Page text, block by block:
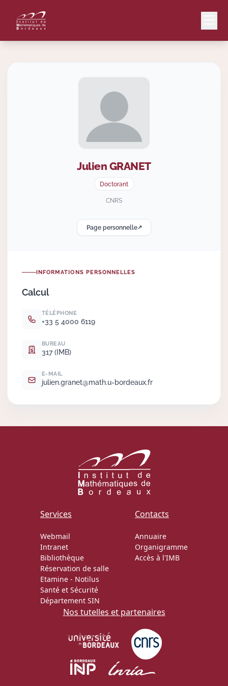
Julien GRANET
Doctorant
CNRS
Page personnelle↗
INFORMATIONS PERSONNELLES
Calcul
TÉLÉPHONE
+33 5 4000 6119
BUREAU
317 (IMB)
E-MAIL
julien.granet@math.u-bordeaux.fr
Services
Webmail
Intranet
Bibliothèque
Réservation de salle
Etamine - Notilus
Santé et Sécurité
Département SIN
Contacts
Annuaire
Organigramme
Accès à l'IMB
Nos tutelles et partenaires